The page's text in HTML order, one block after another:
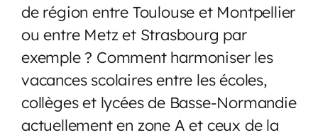
de région entre Toulouse et Montpellier
ou entre Metz et Strasbourg par
exemple ? Comment harmoniser les
vacances scolaires entre les écoles,
collèges et lycées de Basse-Normandie
actuellement en zone A et ceux de la